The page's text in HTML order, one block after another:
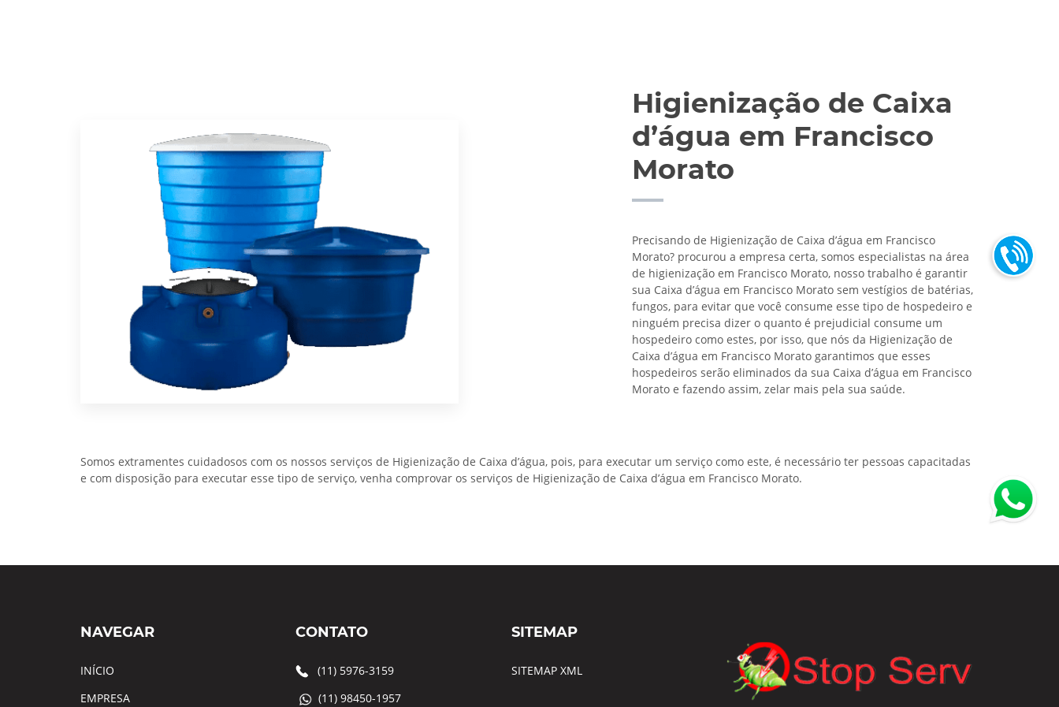
Higienização de Caixa
d’água em Francisco
Morato
Precisando de Higienização de Caixa d’água em Francisco
Morato? procurou a empresa certa, somos especialistas na área
de higienização em Francisco Morato, nosso trabalho é garantir
sua Caixa d’água em Francisco Morato sem vestígios de batérias,
fungos, para evitar que você consume esse tipo de hospedeiro e
ninguém precisa dizer o quanto é prejudicial consume um
hospedeiro como estes, por isso, que nós da Higienização de
Caixa d’água em Francisco Morato garantimos que esses
hospedeiros serão eliminados da sua Caixa d’água em Francisco
Morato e fazendo assim, zelar mais pela sua saúde.
Somos extramentes cuidadosos com os nossos serviços de Higienização de Caixa d’água, pois, para executar um serviço como este, é necessário ter pessoas capacitadas
e com disposição para executar esse tipo de serviço, venha comprovar os serviços de Higienização de Caixa d’água em Francisco Morato.
NAVEGAR
INÍCIO
EMPRESA
CONTATO
(11) 5976-3159
(11) 98450-1957
SITEMAP
SITEMAP XML